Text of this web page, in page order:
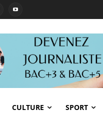
CULTURE SPORT